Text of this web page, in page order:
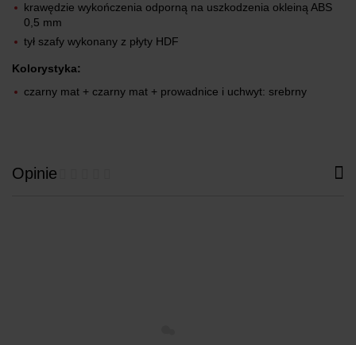
krawędzie wykończenia odporną na uszkodzenia okleiną ABS
0,5 mm
tył szafy wykonany z płyty HDF
Kolorystyka:
czarny mat + czarny mat + prowadnice i uchwyt: srebrny
Opinie